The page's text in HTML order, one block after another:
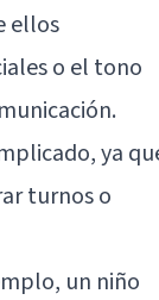
ellos
o el tono
ya
turnos o
un niño